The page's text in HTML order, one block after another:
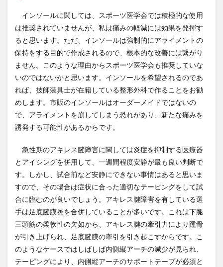
インソールに関しては、スポーツ医学会では積極的な使用
は推奨されていませんが、私は痛みの軽減には効果を発揮す
ると思います。ただ、インソールは強制的にアライメントの
保持をする目的で作成されるので、根本的な改善には繋がり
ません。このような理由からスポーツ医学会も推奨していな
いのではないかと思います。インソールを希望されるのであ
れば、技師装具士が在籍している整形外科で作ることをお勧
めします。市販のインソールはオーダーメイドではないの
で、アライメントを崩してしまう恐れがあり、新たな痛みを
誘発する可能性があるからです。
急性期のアキレス腱障害に関しては炎症を抑制する医療器
とアイシングを併用して、一週間程度安静が最も良い判断で
す。しかし、試合前など安静にできない事情はあると思いま
すので、その場合は症状に合った適切なテーピングをして試
合に臨むのが良いでしょう。アキレス腱障害を有している選
手は足底腱膜炎を合併していることが多いです。これは下腿
三頭筋の柔軟性の欠如から、アキレス腱の牽引力により踵骨
が引き上げられ、足底腱膜の牽引を引き起こすからです。こ
のようなケースではしばしば内側縦アーチの減少が見られ、
テーピングにより、内側縦アーチのサポートテープが必須と